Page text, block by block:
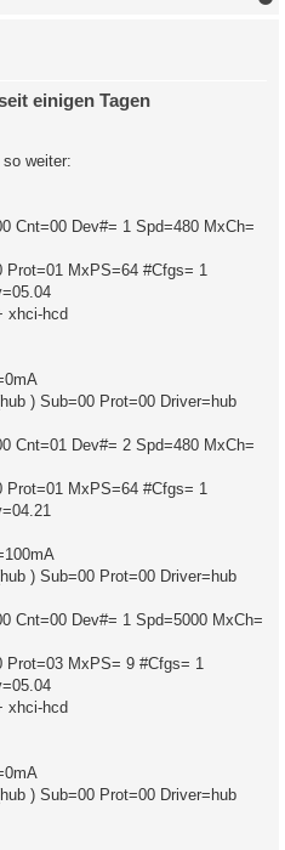
einigen Tagen
weiter:
Cnt=00 Dev#= 1 Spd=480 MxCh=
Prot=01 MxPS=64 #Cfgs= 1
xhci-hcd
) Sub=00 Prot=00 Driver=hub
Cnt=01 Dev#= 2 Spd=480 MxCh=
Prot=01 MxPS=64 #Cfgs= 1
) Sub=00 Prot=00 Driver=hub
Cnt=00 Dev#= 1 Spd=5000 MxCh=
Prot=03 MxPS= 9 #Cfgs= 1
xhci-hcd
) Sub=00 Prot=00 Driver=hub